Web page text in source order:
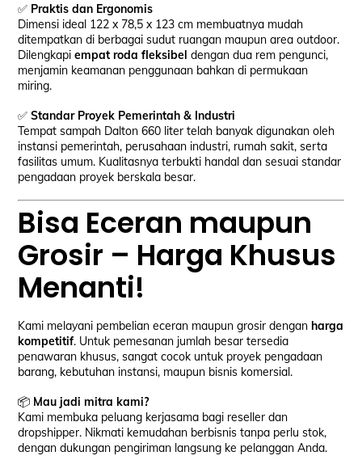
✅ Praktis dan Ergonomis
Dimensi ideal 122 x 78,5 x 123 cm membuatnya mudah
ditempatkan di berbagai sudut ruangan maupun area outdoor.
Dilengkapiempat roda fleksibel dengan dua rem pengunci,
menjamin keamanan penggunaan bahkan di permukaan
miring.
✅Standar Proyek Pemerintah & Industri
Tempat sampah Dalton 660 liter telah banyak digunakan oleh
instansi pemerintah, perusahaan industri, rumah sakit, serta
fasilitas umum. Kualitasnya terbukti handal dan sesuai standar
pengadaan proyek berskala besar.
Bisa Eceran maupun
Grosir – Harga Khusus
Menanti!
Kami melayani pembelian eceran maupun grosir dengan harga
kompetitif. Untuk pemesanan jumlah besar tersedia
penawaran khusus, sangat cocok untuk proyek pengadaan
barang, kebutuhan instansi, maupun bisnis komersial.
📦 Mau jadi mitra kami?
Kami membuka peluang kerjasama bagi reseller dan
dropshipper. Nikmati kemudahan berbisnis tanpa perlu stok,
dengan dukungan pengiriman langsung ke pelanggan Anda.